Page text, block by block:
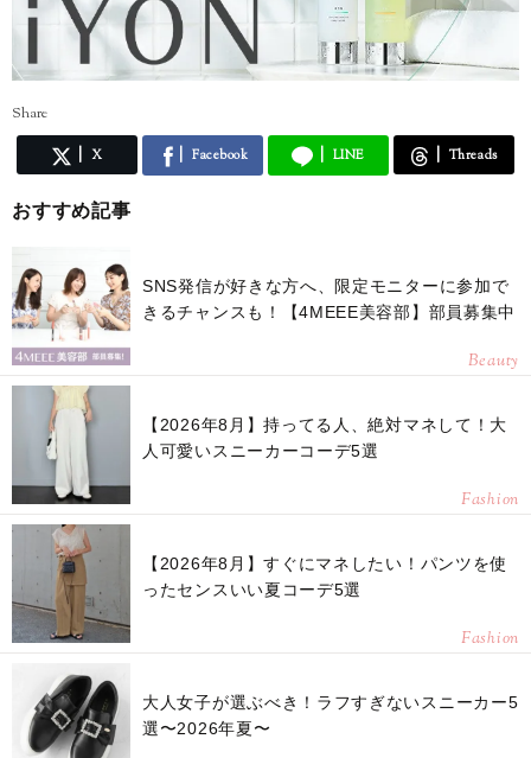
Share
X Facebook LINE Threads
おすすめ記事
SNS発信が好きな方へ、限定モニターに参加で
きるチャンスも！【4MEEE美容部】部員募集中
Beauty
【2026年8月】持ってる人、絶対マネして！大
人可愛いスニーカーコーデ5選
Fashion
【2026年8月】すぐにマネしたい！パンツを使
ったセンスいい夏コーデ5選
Fashion
大人女子が選ぶべき！ラフすぎないスニーカー5
選〜2026年夏〜